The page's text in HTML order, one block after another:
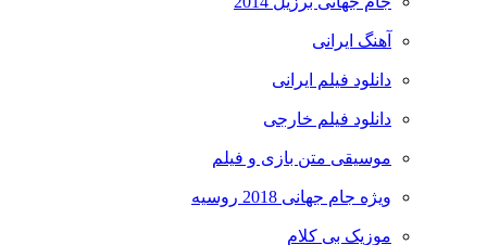
آهنگ ایرانی
دانلود فیلم ایرانی
دانلود فیلم خارجی
موسیقی متن بازی و فیلم
ویژه جام جهانی 2018 روسیه
موزیک بی کلام